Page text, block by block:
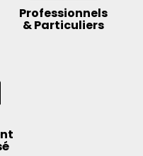
Professionnels
& Particuliers